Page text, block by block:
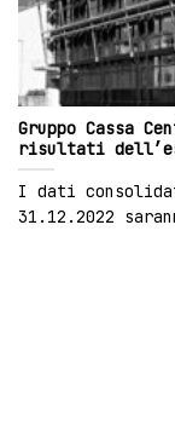
Gruppo Cassa
risultati
I dati
31.12.2022